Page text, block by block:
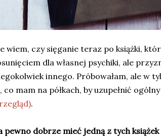
wiem, czy sięganie teraz po książki,
dla własnej psychiki, ale
innego. Próbowałam, ale w
co mam na półkach, by uzupełnić
.
pewno dobrze mieć jedną z tych